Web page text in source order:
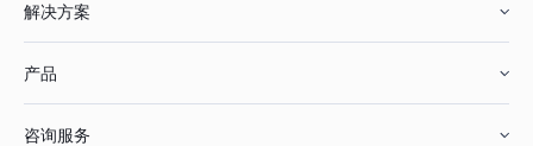
解决方案
产品
咨询服务